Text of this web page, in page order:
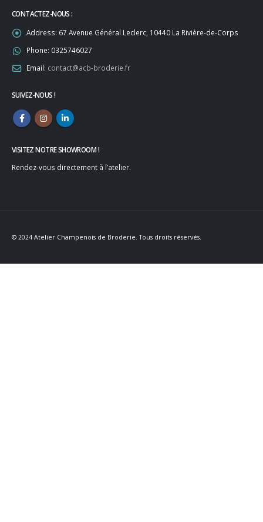
CONTACTEZ-NOUS :
Address: 67 Avenue Général Leclerc, 10440 La Rivière-de-Corps
Phone: 0325746027
Email: contact@acb-broderie.fr
SUIVEZ-NOUS !
VISITEZ NOTRE SHOWROOM !
Rendez-vous directement à l’atelier.
© 2024 Atelier Champenois de Broderie. Tous droits réservés.